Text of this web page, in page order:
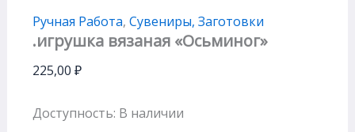
Ручная Работа, Сувениры, Заготовки
.игрушка вязаная «Осьминог»
225,00 ₽
Доступность: В наличии